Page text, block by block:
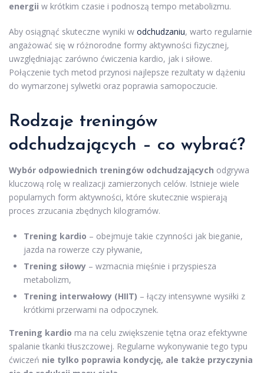
energii w krótkim czasie i podnoszą tempo metabolizmu.
Aby osiągnąć skuteczne wyniki w odchudzaniu, warto regularnie
angażować się w różnorodne formy aktywności fizycznej,
uwzględniając zarówno ćwiczenia kardio, jak i siłowe.
Połączenie tych metod przynosi najlepsze rezultaty w dążeniu
do wymarzonej sylwetki oraz poprawia samopoczucie.
Rodzaje treningów
odchudzających – co wybrać?
Wybór odpowiednich treningów odchudzających odgrywa
kluczową rolę w realizacji zamierzonych celów. Istnieje wiele
popularnych form aktywności, które skutecznie wspierają
proces zrzucania zbędnych kilogramów.
Trening kardio – obejmuje takie czynności jak bieganie,
jazda na rowerze czy pływanie,
Trening siłowy – wzmacnia mięśnie i przyspiesza
metabolizm,
Trening interwałowy (HIIT) – łączy intensywne wysiłki z
krótkimi przerwami na odpoczynek.
Trening kardio ma na celu zwiększenie tętna oraz efektywne
spalanie tkanki tłuszczowej. Regularne wykonywanie tego typu
ćwiczeń nie tylko poprawia kondycję, ale także przyczynia